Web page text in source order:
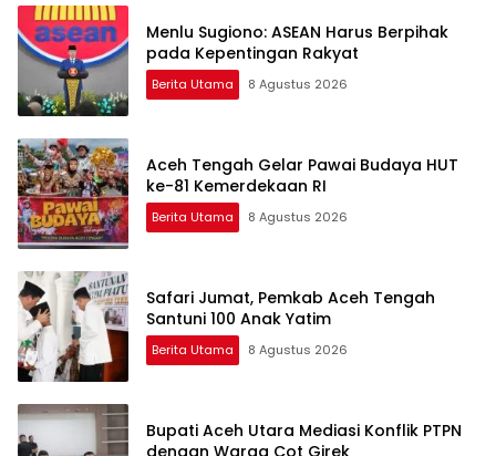
Menlu Sugiono: ASEAN Harus Berpihak
pada Kepentingan Rakyat
Berita Utama 8 Agustus 2026
Aceh Tengah Gelar Pawai Budaya HUT
ke-81 Kemerdekaan RI
Berita Utama 8 Agustus 2026
Safari Jumat, Pemkab Aceh Tengah
Santuni 100 Anak Yatim
Berita Utama 8 Agustus 2026
Bupati Aceh Utara Mediasi Konflik PTPN